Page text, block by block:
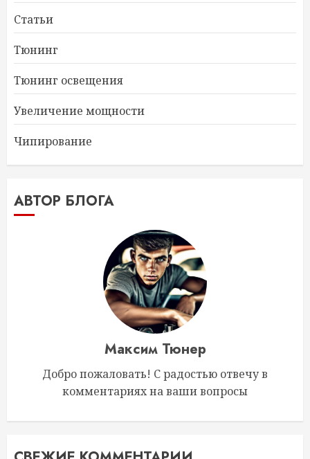
Статьи
Тюнинг
Тюнинг освещения
Увеличение мощности
Чипирование
АВТОР БЛОГА
Максим Тюнер
Добро пожаловать! С радостью отвечу в
комментариях на ваши вопросы